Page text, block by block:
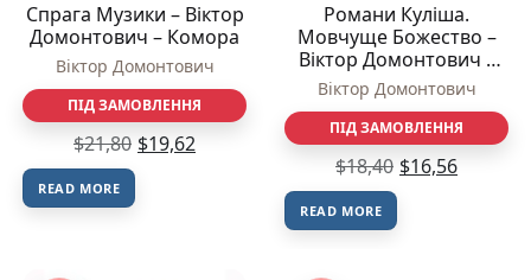
Спрага Музики – Віктор
Домонтович – Комора
Віктор Домонтович
ПІД ЗАМОВЛЕННЯ
$21,80 $19,62
READ MORE
Романи Куліша.
Мовчуще Божество –
Віктор Домонтович –
Комора
Віктор Домонтович
ПІД ЗАМОВЛЕННЯ
$18,40 $16,56
READ MORE